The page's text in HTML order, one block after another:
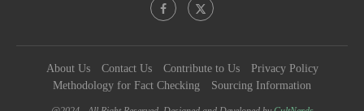
About Us Contact Us Contribute to Us
Privacy Policy
Methodology for Fact Checking
Sourcing Information